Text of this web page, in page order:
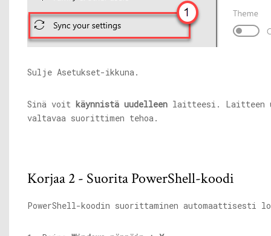
Sulje Asetukset-ikkuna.
Sinä voit käynnistä uudelleen laitteesi. Laitteen
valtavaa suorittimen tehoa.
Korjaa 2 - Suorita PowerShell-koodi
PowerShell-koodin suorittaminen